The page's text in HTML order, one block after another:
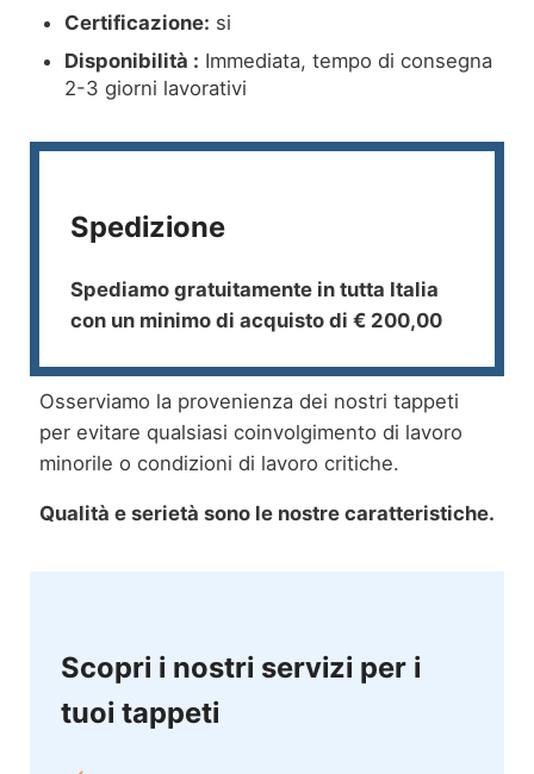
Certificazione: si
Disponibilità : Immediata, tempo di consegna
2-3 giorni lavorativi
Spedizione
Spediamo gratuitamente in tutta Italia
con un minimo di acquisto di € 200,00
Osserviamo la provenienza dei nostri tappeti
per evitare qualsiasi coinvolgimento di lavoro
minorile o condizioni di lavoro critiche.
Qualità e serietà sono le nostre caratteristiche.
Scopri i nostri servizi per i
tuoi tappeti